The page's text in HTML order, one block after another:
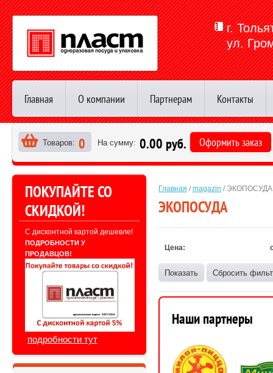
г.
ул.
Главная О компании Партнерам Контакты
Товаров: 0 На сумму: 0.00 руб. Оформить заказ
ПОКУПАЙТЕ СО
СКИДКОЙ!
С дисконтной картой дешевле!
ПОДРОБНОСТИ У
ПРОДАВЦОВ!
подробности тут
>
Главная / magazin / ЭКОПОСУДА
ЭКОПОСУДА
Цена:
Показать Сбросить
Наши партнеры